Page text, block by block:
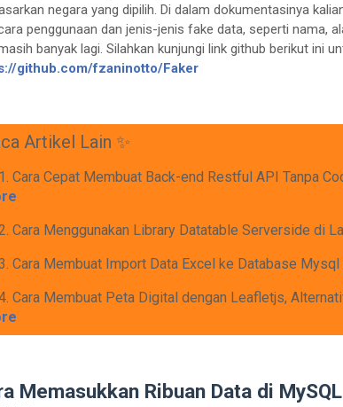
negara yang dipilih. Di dalam dokumentasinya
penggunaan dan jenis-jenis fake data, seperti nama,
banyak lagi. Silahkan kunjungi link github berikut ini
github.com/fzaninotto/Faker
Artikel Lain ✨
Cara Cepat Membuat Back-end Restful API Tanpa
Cara Menggunakan Library Datatable Serverside di
Cara Membuat Import Data Excel ke Database Mysql
Cara Membuat Peta Digital dengan Leafletjs,
Memasukkan Ribuan Data di